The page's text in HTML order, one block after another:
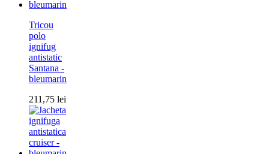
Tricou
polo
ignifug
antistatic
Santana -
bleumarin
211,75 lei